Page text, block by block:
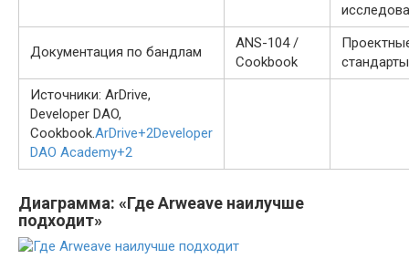
Документация по бандлам
ANS-104 /
Cookbook
стандарты
Источники: ArDrive,
Developer DAO,
Cookbook.ArDrive+2Developer
DAO Academy+2
Диаграмма: «Где Arweave наилучше
подходит»